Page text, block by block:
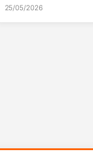
25/05/2026